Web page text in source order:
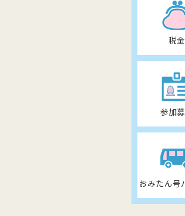
税金
参加
おみたん号